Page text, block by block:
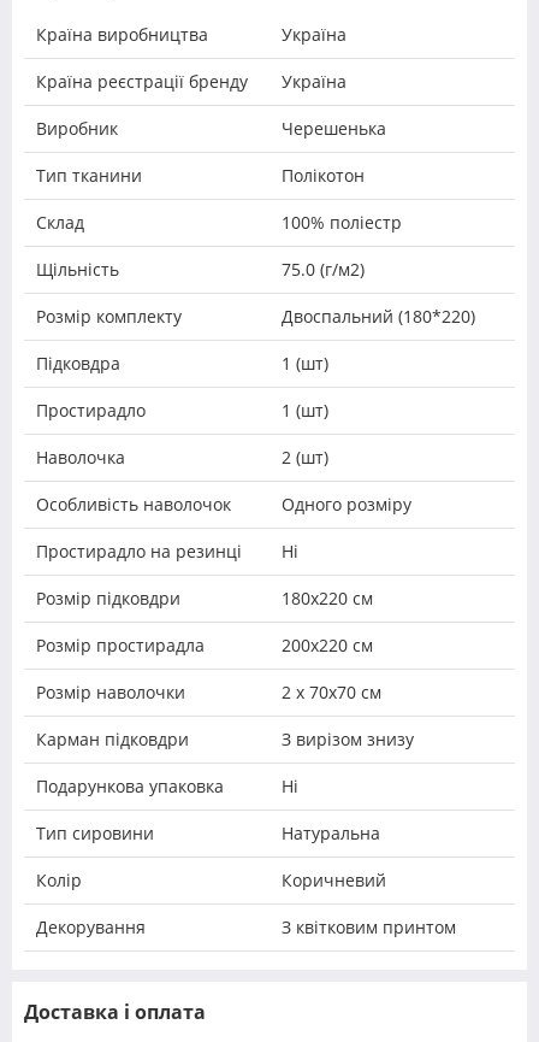
Країна виробництва Україна
Країна реєстрації бренду Україна
Виробник Черешенька
Тип тканини Полікотон
Склад 100% поліестр
Щільність 75.0 (г/м2)
Розмір комплекту Двоспальний (180*220)
Підковдра 1 (шт)
Простирадло 1 (шт)
Наволочка 2 (шт)
Особливість наволочок Одного розміру
Простирадло на резинці Ні
Розмір підковдри 180х220 см
Розмір простирадла 200х220 см
Розмір наволочки 2 х 70х70 см
Карман підковдри З вирізом знизу
Подарункова упаковка Ні
Тип сировини Натуральна
Колір Коричневий
Декорування З квітковим принтом
Доставка і оплата